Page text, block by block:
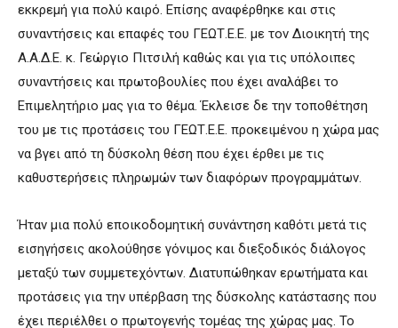
εκκρεμή για πολύ καιρό. Επίσης αναφέρθηκε και στις
συναντήσεις και επαφές του ΓΕΩΤ.Ε.Ε. με τον Διοικητή της
Α.Α.Δ.Ε. κ. Γεώργιο Πιτσιλή καθώς και για τις υπόλοιπες
συναντήσεις και πρωτοβουλίες που έχει αναλάβει το
Επιμελητήριο μας για το θέμα. Έκλεισε δε την τοποθέτηση
του με τις προτάσεις του ΓΕΩΤ.Ε.Ε. προκειμένου η χώρα μας
να βγει από τη δύσκολη θέση που έχει έρθει με τις
καθυστερήσεις πληρωμών των διαφόρων προγραμμάτων.
Ήταν μια πολύ εποικοδομητική συνάντηση καθότι μετά τις
εισηγήσεις ακολούθησε γόνιμος και διεξοδικός διάλογος
μεταξύ των συμμετεχόντων. Διατυπώθηκαν ερωτήματα και
προτάσεις για την υπέρβαση της δύσκολης κατάστασης που
έχει περιέλθει ο πρωτογενής τομέας της χώρας μας. Το